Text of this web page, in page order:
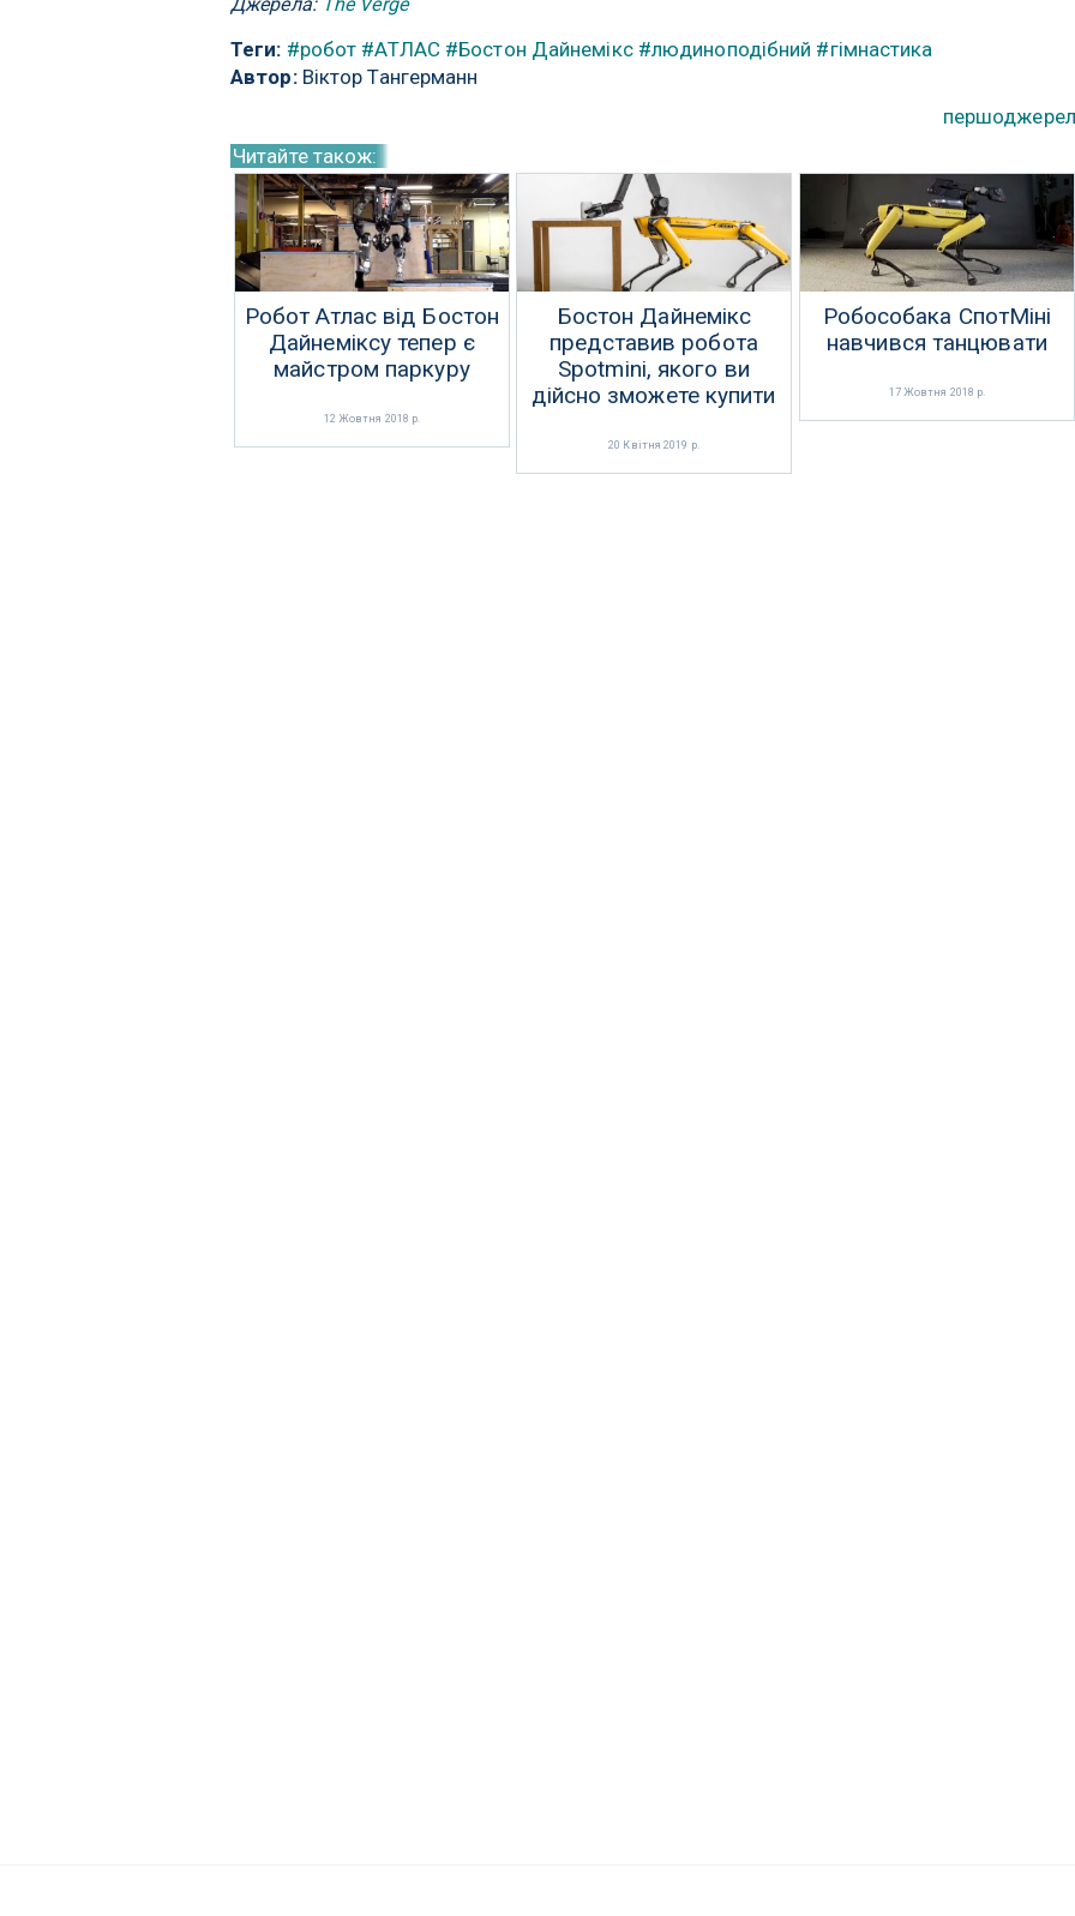
Джерела: The Verge
Теги: #робот #АТЛАС #Бостон Дайнемікс #людиноподібний #гімнастика
Автор:Віктор Тангерманн
Читайте також:
Робот Атлас від Бостон
Дайнеміксу тепер є
майстром паркуру
12 Жовтня 2018 р.
Бостон Дайнемікс
представив робота
Spotmini, якого ви
дійсно зможете купити
20 Квітня 2019 р.
Робособака СпотМіні
навчився танцювати
17 Жовтня 2018 р.